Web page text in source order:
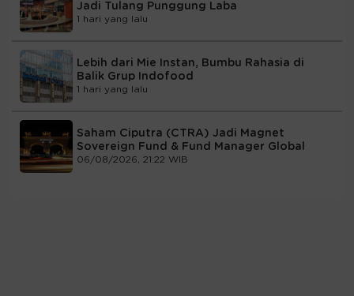
Jadi Tulang Punggung Laba
1 hari yang lalu
Lebih dari Mie Instan, Bumbu Rahasia di
Balik Grup Indofood
1 hari yang lalu
Saham Ciputra (CTRA) Jadi Magnet
Sovereign Fund & Fund Manager Global
06/08/2026, 21:22 WIB